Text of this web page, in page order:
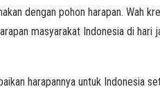
dengan pohon harapan. Wah
masyarakat Indonesia di hari
harapannya untuk Indonesia